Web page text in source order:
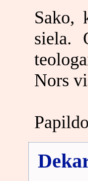
Sako,
siela.
Nors